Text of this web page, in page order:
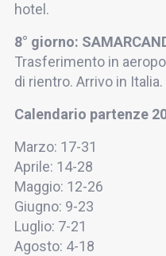
hotel.
8° giorno:
Trasferimento in
di rientro. Arrivo in Italia.
Calendario partenze
Marzo: 17-31
Aprile: 14-28
Maggio: 12-26
Giugno: 9-23
Luglio: 7-21
Agosto: 4-18